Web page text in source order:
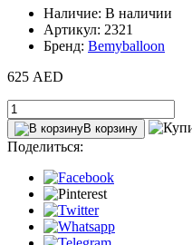
Наличие: В наличии
Артикул: 2321
Бренд: Bemyballoon
625 AED
В корзину
Поделиться: